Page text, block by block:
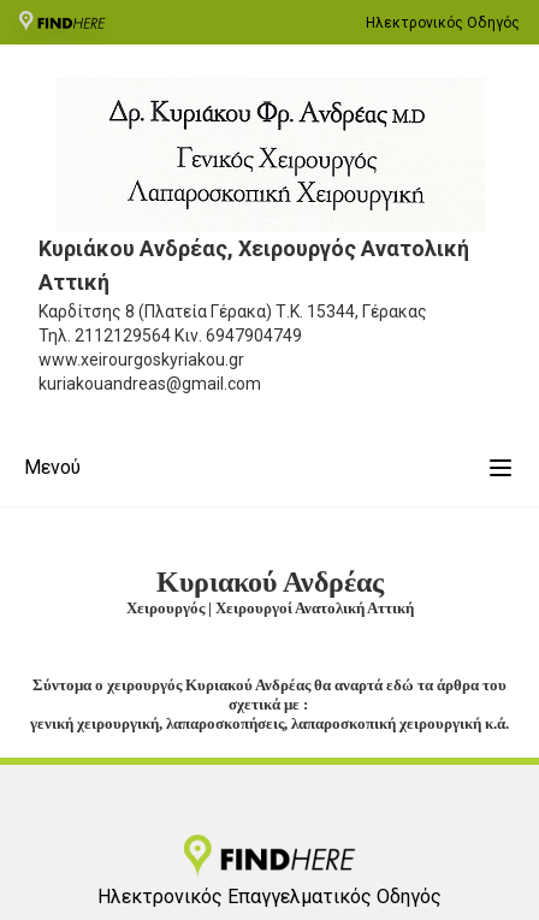
Ηλεκτρονικός Οδηγός
Κυριάκου Ανδρέας, Χειρουργός Ανατολική
Αττική
Καρδίτσης 8 (Πλατεία Γέρακα) Τ.Κ. 15344, Γέρακας
Τηλ. 2112129564 Κιν. 6947904749
www.xeirourgoskyriakou.gr
kuriakouandreas@gmail.com
Μενού
Κυριακού Ανδρέας
Χειρουργός | Χειρουργοί Ανατολική Αττική
Σύντομα ο χειρουργός Κυριακού Ανδρέας θα αναρτά εδώ τα άρθρα του
σχετικά με :
γενική χειρουργική, λαπαροσκοπήσεις, λαπαροσκοπική χειρουργική κ.ά.
Ηλεκτρονικός Επαγγελματικός Οδηγός